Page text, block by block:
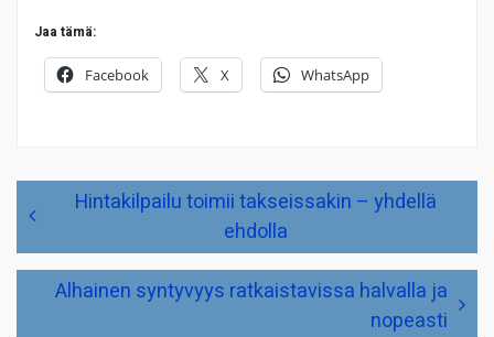
Jaa tämä:
Facebook X WhatsApp
Artikkelien
selaus
Hintakilpailu toimii takseissakin – yhdellä
ehdolla
Alhainen syntyvyys ratkaistavissa halvalla ja
nopeasti